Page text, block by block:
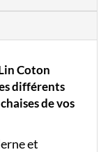
Coton
différents
de vos
et